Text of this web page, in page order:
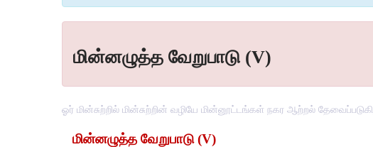
மின்னழுத்த வேறுபாடு (V)
ஓர் மின்சுற்றில் மின்சுற்றின் வழியே மின்னூட்டங்கள் நகர ஆற்றல்
மின்னழுத்த வேறுபாடு (V)